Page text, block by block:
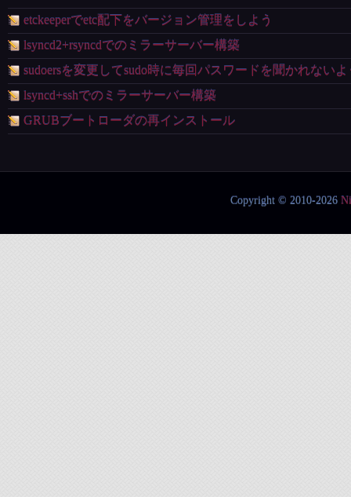
etckeeperでetc配下をバージョン管理をしよう
lsyncd2+rsyncdでのミラーサーバー構築
sudoersを変更してsudo時に毎回パスワードを聞かれない
lsyncd+sshでのミラーサーバー構築
GRUBブートローダの再インストール
Copyright © 2010-2026